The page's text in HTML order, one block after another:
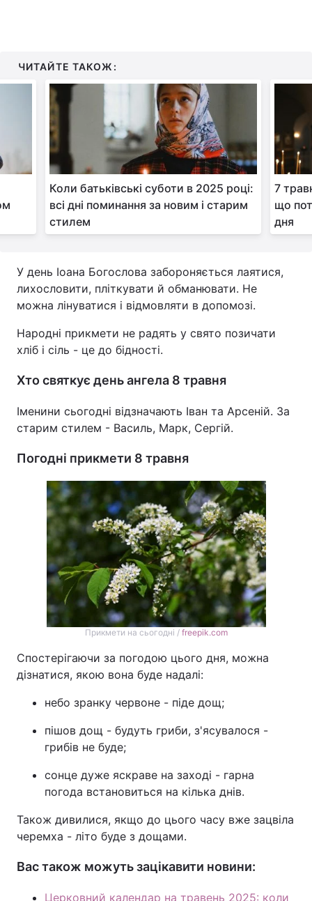
ЧИТАЙТЕ ТАКОЖ:
Коли батьківські суботи в 2025 році:
всі дні поминання за новим і старим
стилем
7
що
дня
У день Іоана Богослова забороняється лаятися,
лихословити, пліткувати й обманювати. Не
можна лінуватися і відмовляти в допомозі.
Народні прикмети не радять у свято позичати
хліб і сіль - це до бідності.
Хто святкує день ангела 8 травня
Іменини сьогодні відзначають Іван та Арсеній. За
старим стилем - Василь, Марк, Сергій.
Погодні прикмети 8 травня
Прикмети на сьогодні / freepik.com
Спостерігаючи за погодою цього дня, можна
дізнатися, якою вона буде надалі:
небо зранку червоне - піде дощ;
пішов дощ - будуть гриби, з'ясувалося -
грибів не буде;
сонце дуже яскраве на заході - гарна
погода встановиться на кілька днів.
Також дивилися, якщо до цього часу вже зацвіла
черемха - літо буде з дощами.
Вас також можуть зацікавити новини:
Церковний календар на травень 2025: коли